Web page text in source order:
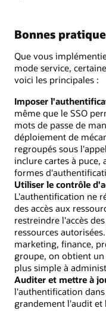
Bonnes
Que vous
mode service,
voici les principales :
Imposer
même que le SSO
mots de passe de
déploiement de
regroupés sous
inclure cartes à
formes
Utiliser le contrôle
L'authentification ne
des accès aux
restreindre l'accès
ressources
marketing, finance,
groupe, on obtient un
plus simple à
Auditer et mettre à
l'authentification
grandement l'audit et